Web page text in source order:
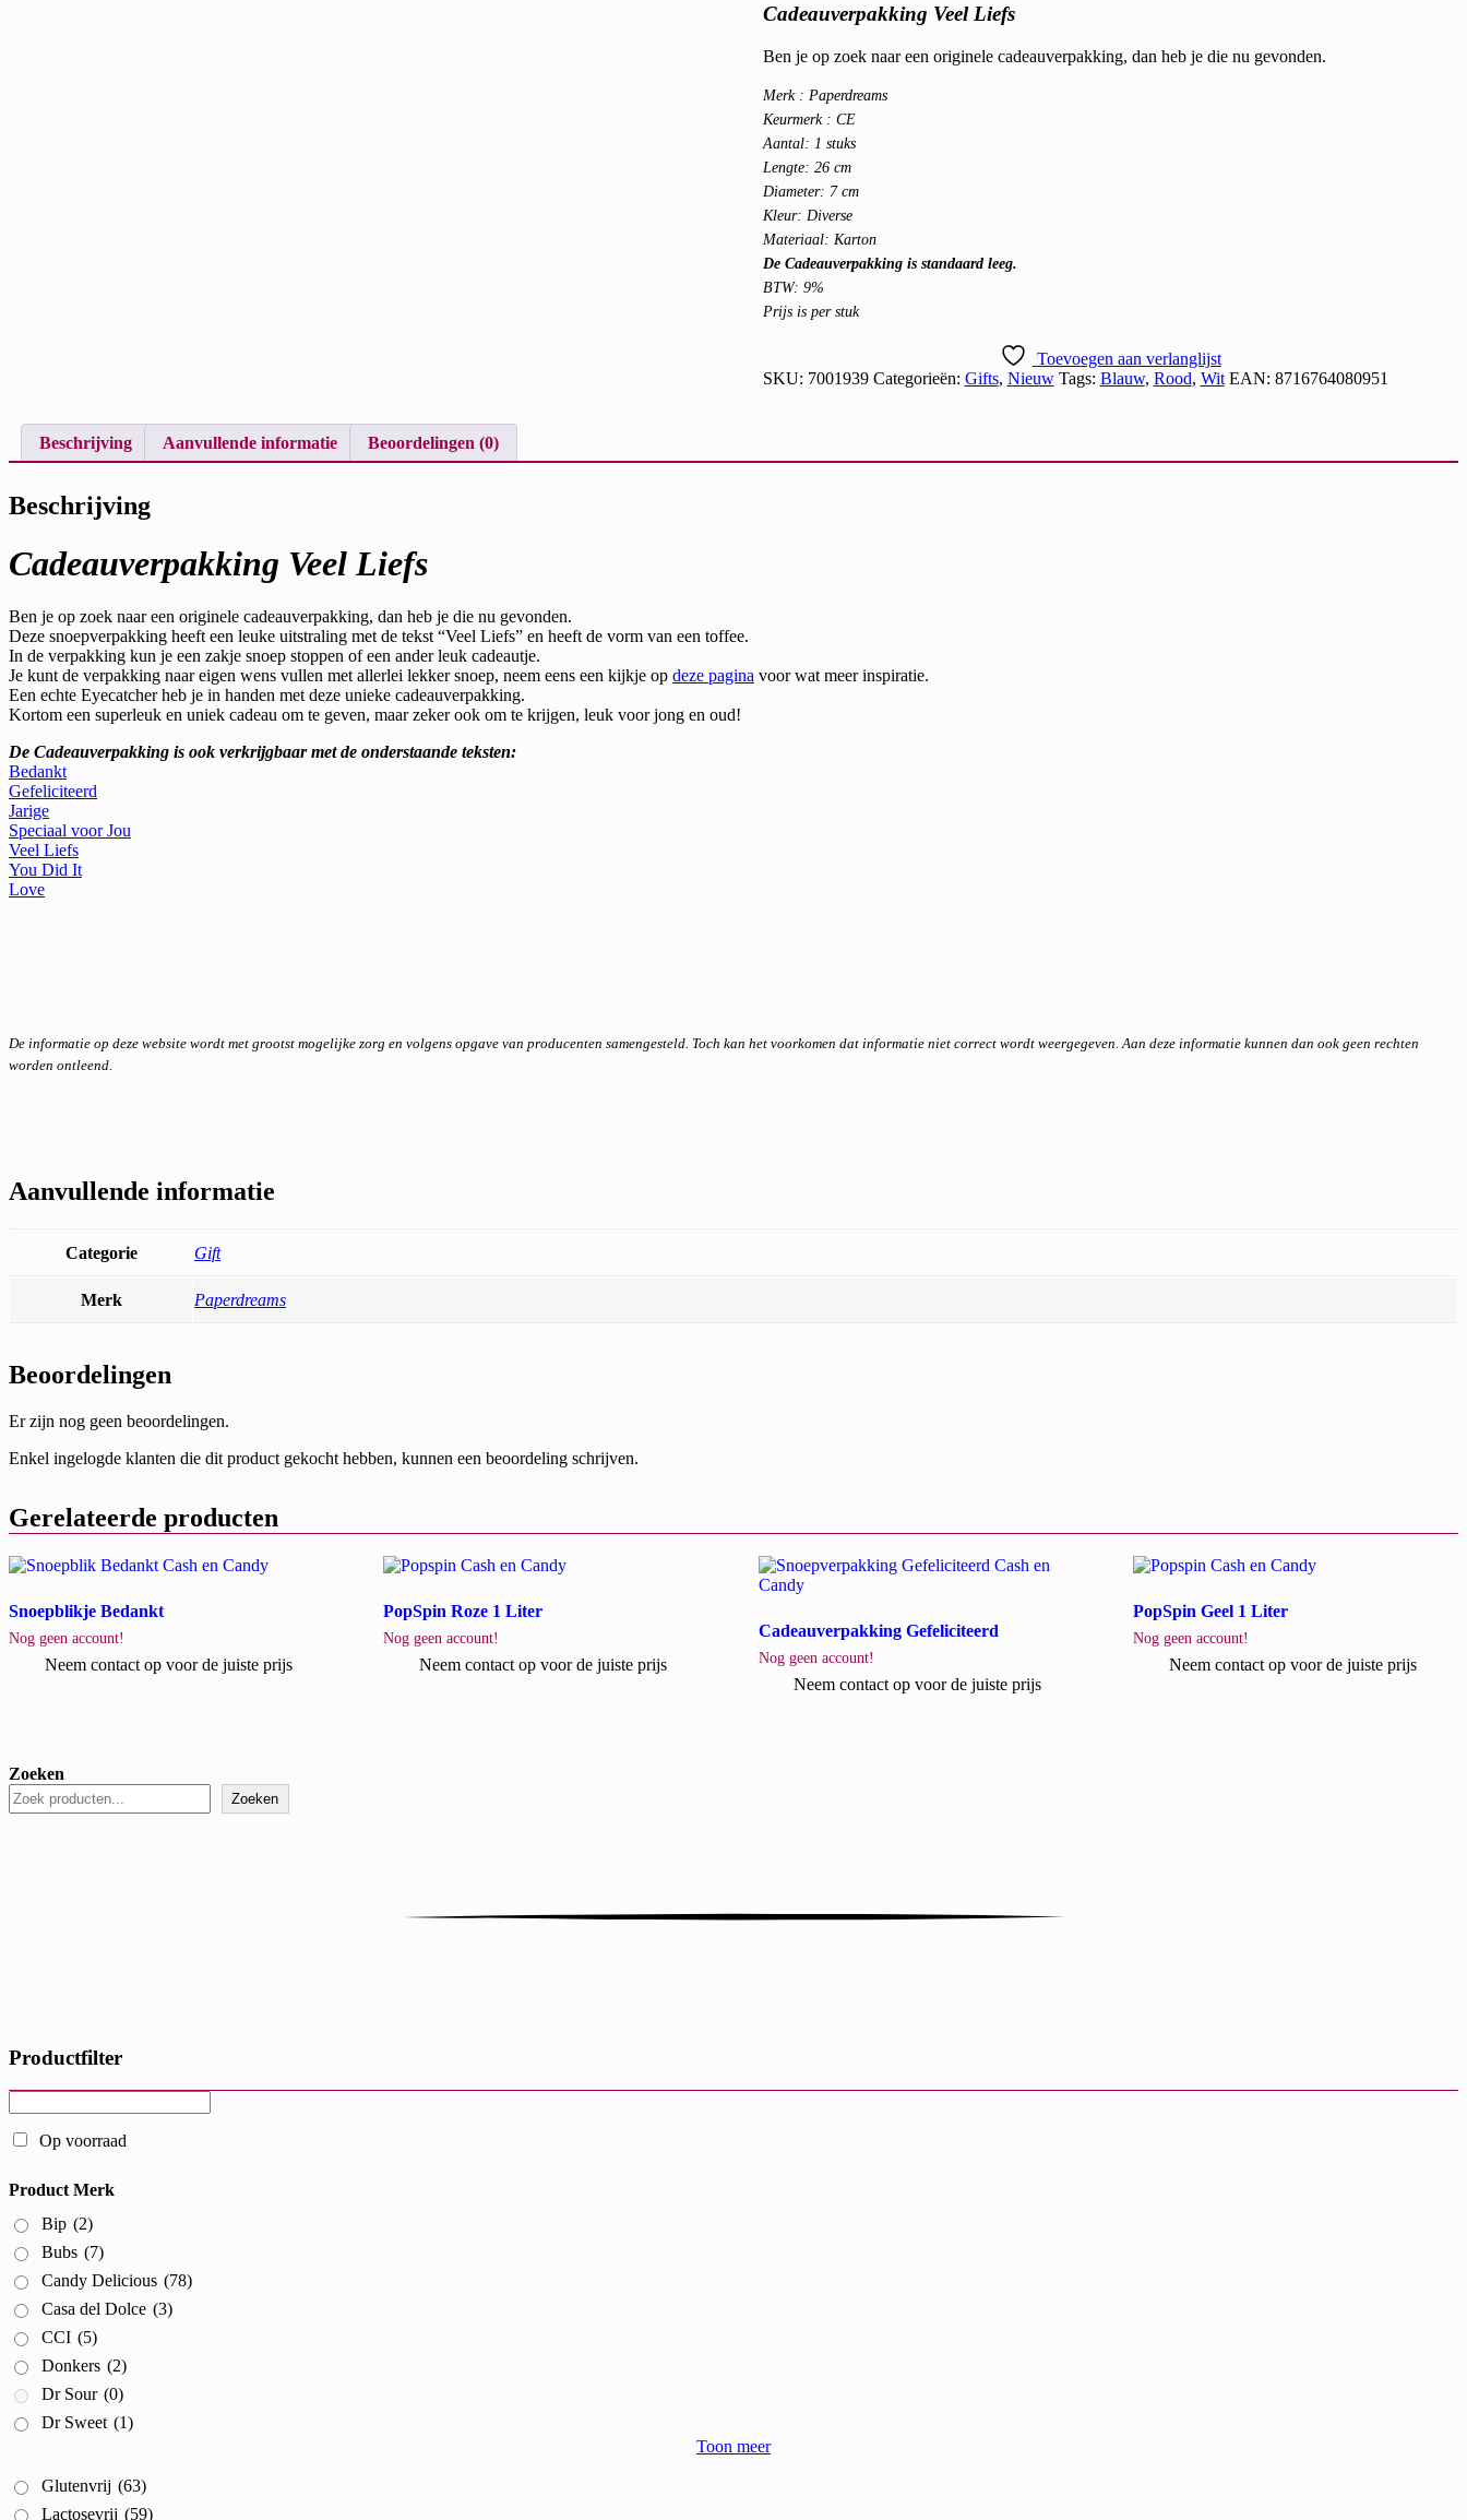
Cadeauverpakking Veel Liefs
Ben je op zoek naar een originele cadeauverpakking, dan heb je die nu gevonden.
Merk : Paperdreams
Keurmerk : CE
Aantal: 1 stuks
Lengte: 26 cm
Diameter: 7 cm
Kleur: Diverse
Materiaal: Karton
De Cadeauverpakking is standaard leeg.
BTW: 9%
Prijs is per stuk
Toevoegen aan verlanglijst
SKU: 7001939 Categorieën: Gifts, Nieuw Tags: Blauw, Rood, Wit EAN: 8716764080951
Beschrijving Aanvullende informatie Beoordelingen (0)
Beschrijving
Cadeauverpakking Veel Liefs
Ben je op zoek naar een originele cadeauverpakking, dan heb je die nu gevonden.
Deze snoepverpakking heeft een leuke uitstraling met de tekst “Veel Liefs” en heeft de vorm van een toffee.
In de verpakking kun je een zakje snoep stoppen of een ander leuk cadeautje.
Je kunt de verpakking naar eigen wens vullen met allerlei lekker snoep, neem eens een kijkje op deze pagina voor wat meer inspiratie.
Een echte Eyecatcher heb je in handen met deze unieke cadeauverpakking.
Kortom een superleuk en uniek cadeau om te geven, maar zeker ook om te krijgen, leuk voor jong en oud!
De Cadeauverpakking is ook verkrijgbaar met de onderstaande teksten:
Bedankt
Gefeliciteerd
Jarige
Speciaal voor Jou
Veel Liefs
You Did It
Love
De informatie op deze website wordt met grootst mogelijke zorg en volgens opgave van producenten samengesteld. Toch kan het voorkomen dat informatie niet correct wordt weergegeven. Aan deze informatie kunnen dan ook geen rechten
worden ontleend.
Aanvullende informatie
Categorie Gift
Merk Paperdreams
Beoordelingen
Er zijn nog geen beoordelingen.
Enkel ingelogde klanten die dit product gekocht hebben, kunnen een beoordeling schrijven.
Gerelateerde producten
Snoepblikje Bedankt
Nog geen account!
Neem contact op voor de juiste prijs
PopSpin Roze 1 Liter
Nog geen account!
Neem contact op voor de juiste prijs
Cadeauverpakking Gefeliciteerd
Nog geen account!
Neem contact op voor de juiste prijs
PopSpin Geel 1 Liter
Nog geen account!
Neem contact op voor de juiste prijs
Zoeken
Zoeken
Productfilter
Op voorraad
Product Merk
Bip (2)
Bubs (7)
Candy Delicious (78)
Casa del Dolce (3)
CCI (5)
Donkers (2)
Dr Sour (0)
Dr Sweet (1)
Toon meer
Glutenvrij (63)
Lactosevrij (59)